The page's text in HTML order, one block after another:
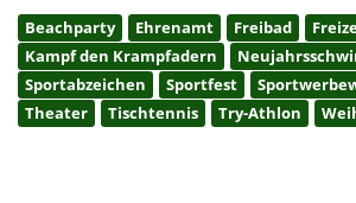
Beachparty Ehrenamt Freibad
Kampf den Krampfadern
Sportabzeichen
Sportfest
Theater
Tischtennis Try-Athlon